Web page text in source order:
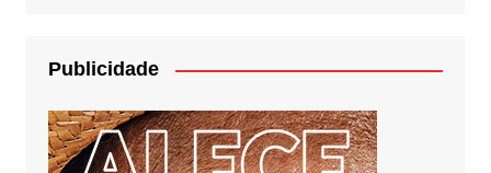
Publicidade